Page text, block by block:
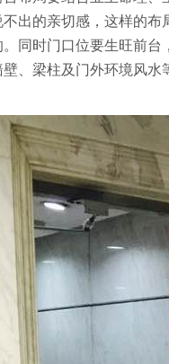
出的亲切感，这样的
。同时门口位要生旺前
、梁柱及门外环境风水